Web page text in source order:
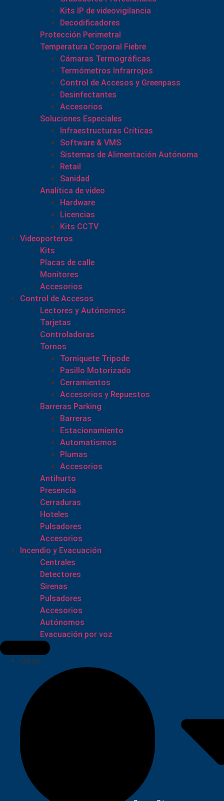
Kits IP de videovigilancia
Decodificadores
Protección Perimetral
Temperatura Corporal Fiebre
Cámaras Termográficas
Termómetros Infrarrojos
Control de Accesos y Greenpass
Desinfectantes
Accesorios
Soluciones Especiales
Infraestructuras Críticas
Software & VMS
Sistemas de Alimentación Autónoma
Retail
Sanidad
Analítica de video
Hardware
Licencias
Kits CCTV
Videoporteros
Kits
Placas de calle
Monitores
Accesorios
Control de Accesos
Lectores y Autónomos
Tarjetas
Controladoras
Tornos
Torniquete Tripode
Pasillo Motorizado
Cerramientos
Accesorios y Repuestos
Barreras Parking
Barreras
Estacionamiento
Automatismos
Plumas
Accesorios
Antihurto
Presencia
Cerraduras
Hoteles
Pulsadores
Accesorios
Incendio y Evacuación
Centrales
Detectores
Sirenas
Pulsadores
Accesorios
Autónomos
Evacuación por voz
Otros